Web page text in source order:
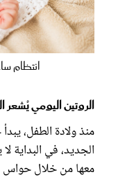
انتظام
الروتين اليومي يُشعر
منذ ولادة الطفل،
الجديد، في البداية
معها من خلال حواس